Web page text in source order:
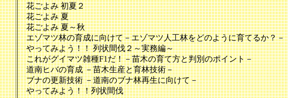
花ごよみ 初夏２
花ごよみ 夏
花ごよみ 夏～秋
エゾマツ林の育成に向けて－エゾマツ人工林をどのように育てるか？－
やってみよう！！ 列状間伐２～実務編～
これがグイマツ雑種F1だ！－苗木の育て方と判別のポイント－
道南ヒバの育成 －苗木生産と育林技術－
ブナの更新技術 －道南のブナ林再生に向けて－
やってみよう！！列状間伐